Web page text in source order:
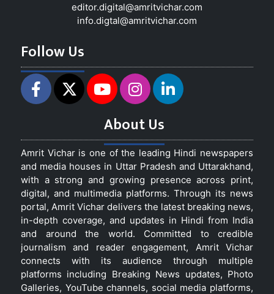
editor.digital@amritvichar.com
info.digtal@amritvichar.com
Follow Us
About Us
Amrit Vichar is one of the leading Hindi newspapers
and media houses in Uttar Pradesh and Uttarakhand,
with a strong and growing presence across print,
digital, and multimedia platforms. Through its news
portal, Amrit Vichar delivers the latest breaking news,
in-depth coverage, and updates in Hindi from India
and around the world. Committed to credible
journalism and reader engagement, Amrit Vichar
connects with its audience through multiple
platforms including Breaking News updates, Photo
Galleries, YouTube channels, social media platforms,